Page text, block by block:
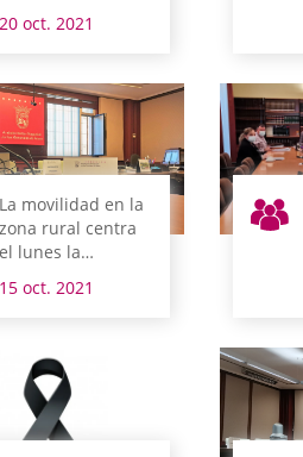
20 oct. 2021
La movilidad en la
zona rural centra
el lunes la
comisión de
15 oct. 2021